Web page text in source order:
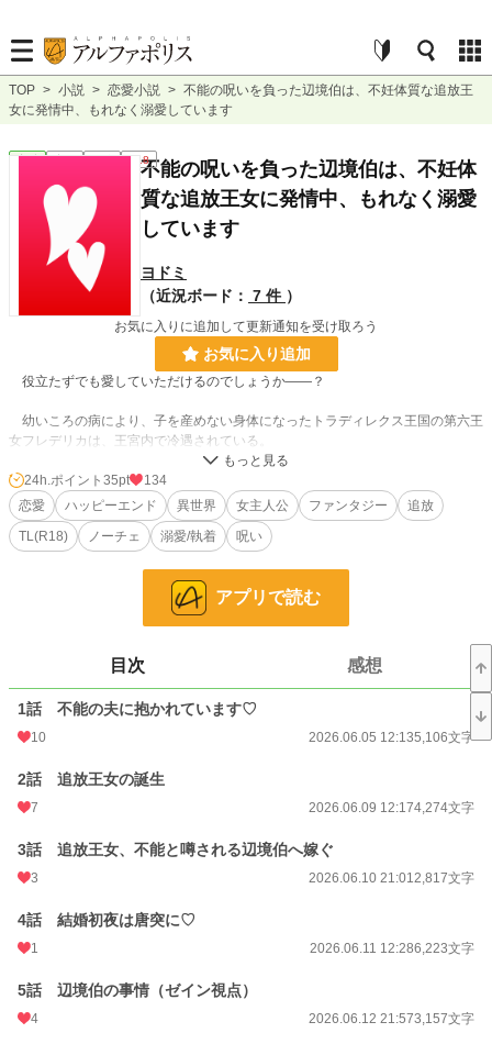
TOP > 小説 > 恋愛小説 > 不能の呪いを負った辺境伯は、不妊体質な追放王
女に発情中、もれなく溺愛しています
恋愛 完結 長編 R18不能の呪いを負った辺境伯は、不妊体
質な追放王女に発情中、もれなく溺愛
しています
ヨドミ
（近況ボード： 7 件 ）
お気に入りに追加して更新通知を受け取ろう
お気に入り追加
役立たずでも愛していただけるのでしょうか――？
幼いころの病により、子を産めない身体になったトラディレクス王国の第六王
女フレデリカは、王宮内で冷遇されている。
王宮の隅でひっそりと暮らしていた彼女に、縁談の話が舞い込んだ。相手は
【不能】と噂される辺境伯ゼインである。
不能であれば、身体の秘密がバレることはない。安心したのもつかの間、嫁い
だ初日に、フレデリカはゼインに抱かれてしまう。
不能の呪いに冒されているのになぜ……。不能の呪いの反動により、ゼインは
自分では彼に後継ぎを残してやれない。フレデリカは呪いを解く方法を探し始
解呪探しに奔走するフレデリカを静観していたゼインだったが、自分のために
呪いは解けるのか。解けた先、二人の未来はいかに――。
不能の呪いに振り回される絶倫辺境伯と不遇な王女の恋物語。
■Ｒシーンには♡をつけています。
恋愛
お気に入り 38
24h.ポイント
文字数 120,541
更新日時
初回公開日時 2026.06.05 12:13
24h.ポイント 35pt
134
恋愛
ハッピーエンド 異世界 女主人公 ファンタジー
追放
TL(R18)
ノーチェ 溺愛/執着 呪い
アプリで読む
目次 感想
1話 不能の夫に抱かれています♡
10 2026.06.05 12:135,106文字
2話 追放王女の誕生
7 2026.06.09 12:174,274文字
3話 追放王女、不能と噂される辺境伯へ嫁ぐ
3 2026.06.10 21:012,817文字
4話 結婚初夜は唐突に♡
1 2026.06.11 12:286,223文字
5話 辺境伯の事情（ゼイン視点）
4 2026.06.12 21:573,157文字